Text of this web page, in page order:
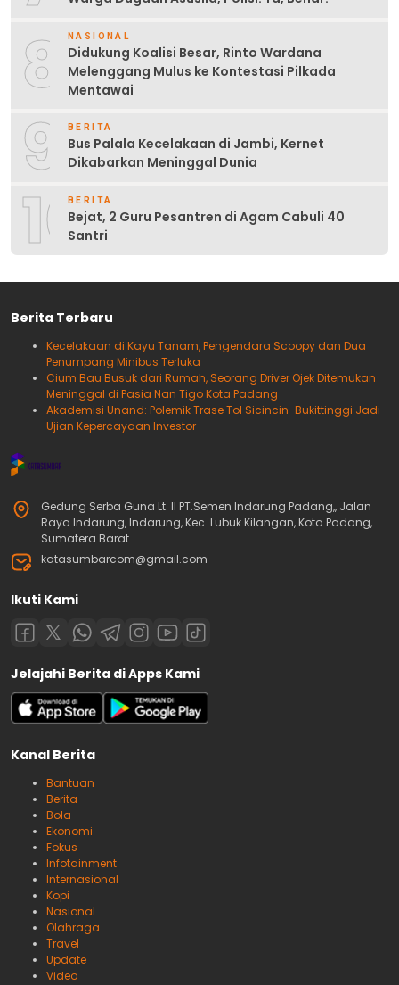
8 NASIONAL
Didukung Koalisi Besar, Rinto Wardana
Melenggang Mulus ke Kontestasi Pilkada
Mentawai
9 BERITA
Bus Palala Kecelakaan di Jambi, Kernet
Dikabarkan Meninggal Dunia
10BERITA
Bejat, 2 Guru Pesantren di Agam Cabuli 40
Santri
Berita Terbaru
Kecelakaan di Kayu Tanam, Pengendara Scoopy dan Dua
Penumpang Minibus Terluka
Cium Bau Busuk dari Rumah, Seorang Driver Ojek Ditemukan
Meninggal di Pasia Nan Tigo Kota Padang
Akademisi Unand: Polemik Trase Tol Sicincin-Bukittinggi Jadi
Ujian Kepercayaan Investor
Gedung Serba Guna Lt. II PT.Semen Indarung Padang,, Jalan
Raya Indarung, Indarung, Kec. Lubuk Kilangan, Kota Padang,
Sumatera Barat
katasumbarcom@gmail.com
Ikuti Kami
Jelajahi Berita di Apps Kami
Kanal Berita
Bantuan
Berita
Bola
Ekonomi
Fokus
Infotainment
Internasional
Kopi
Nasional
Olahraga
Travel
Update
Video